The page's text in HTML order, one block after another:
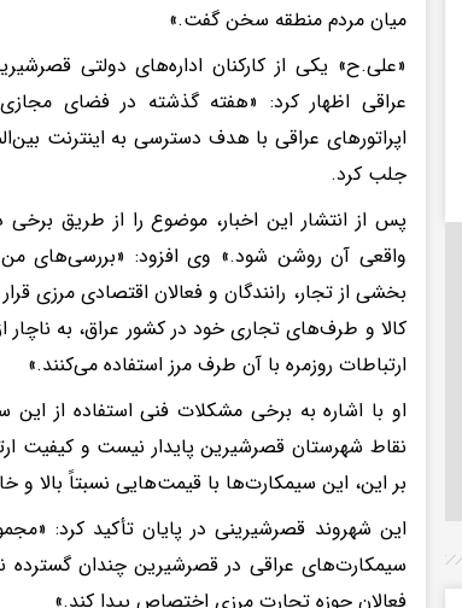
میان مردم منطقه سخن گفت.»
«علی.ح» یکی از کارکنان اداره‌های دولتی
عراقی اظهار کرد: «هفته گذشته در فضای
اپراتورهای عراقی با هدف دسترسی به اینترنت
جلب کرد.
پس از انتشار این اخبار، موضوع را از طریق برخی
واقعی آن روشن شود.» وی افزود: «بررسی‌های من
بخشی از تجار، رانندگان و فعالان اقتصادی مرزی
کالا و طرف‌های تجاری خود در کشور عراق، به
ارتباطات روزمره با آن طرف مرز استفاده می‌کنند.»
او با اشاره به برخی مشکلات فنی استفاده از
نقاط شهرستان قصرشیرین پایدار نیست و کیفیت
بر این، این سیمکارت‌ها با قیمت‌هایی نسبتاً بالا و
این شهروند قصرشیرینی در پایان تأکید کرد:
سیمکارت‌های عراقی در قصرشیرین چندان گسترده
فعالان حوزه تجارت مرزی اختصاص پیدا کند.»